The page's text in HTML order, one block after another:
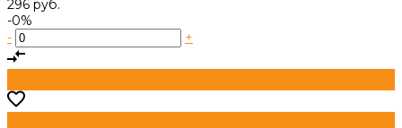
296 руб.
-0%
-
+